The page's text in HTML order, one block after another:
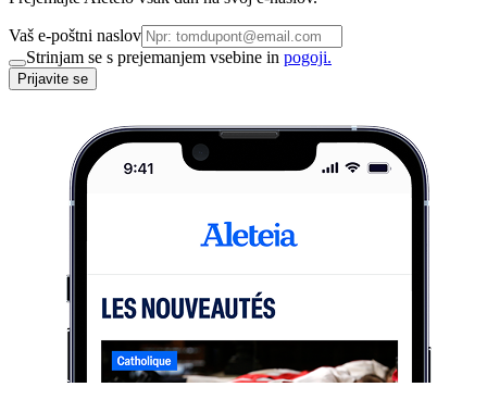
Vaš e-poštni naslov
Strinjam se s prejemanjem vsebine in pogoji.
Prijavite se